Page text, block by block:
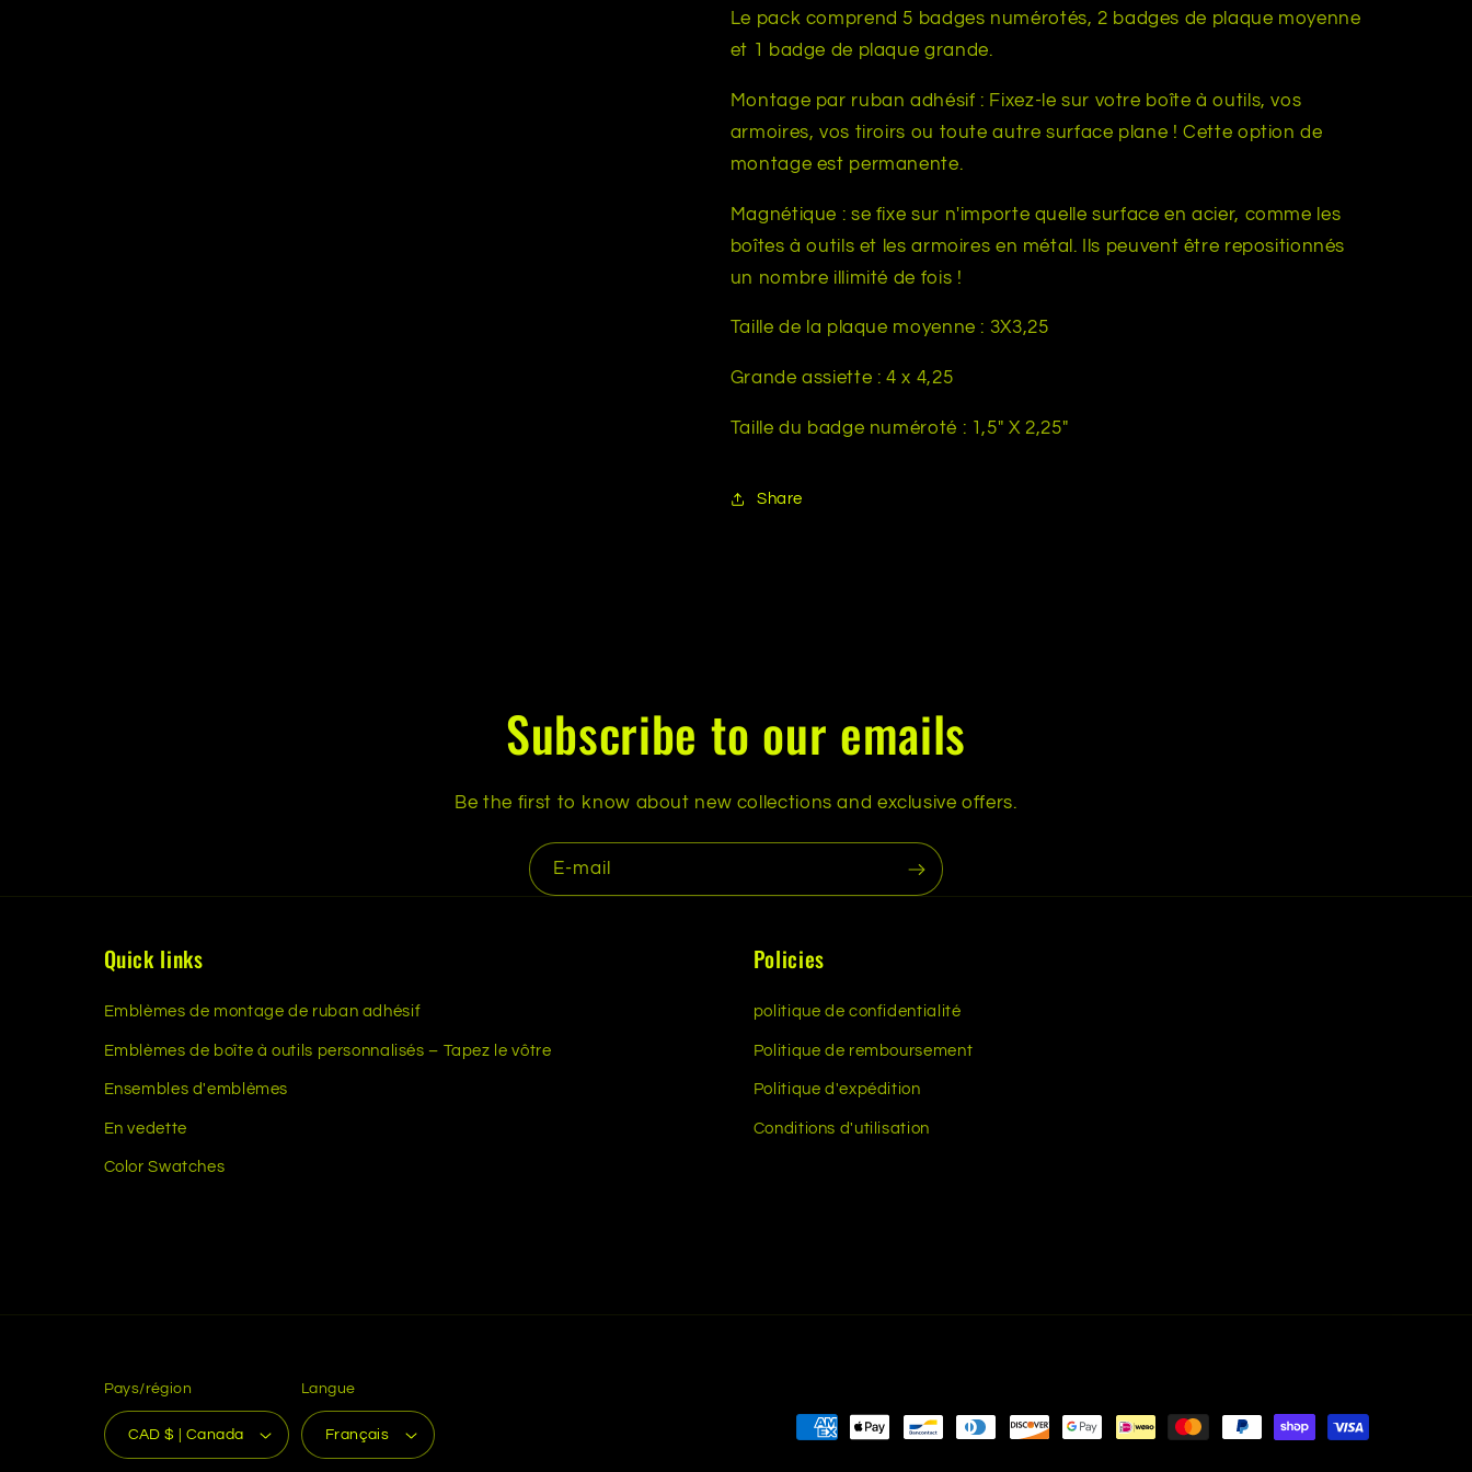
-
Double
couche
Plusieurs
choix
de
-
Double
couche
Plusieurs
choix
de
Le pack comprend 5 badges numérotés, 2 badges de plaque moyenne
et 1 badge de plaque grande.
Montage par ruban adhésif : Fixez-le sur votre boîte à outils, vos
armoires, vos tiroirs ou toute autre surface plane ! Cette option de
montage est permanente.
Magnétique : se fixe sur n'importe quelle surface en acier, comme les
boîtes à outils et les armoires en métal. Ils peuvent être repositionnés
un nombre illimité de fois !
Taille de la plaque moyenne : 3X3,25
Grande assiette : 4 x 4,25
Taille du badge numéroté : 1,5" X 2,25"
Share
Subscribe to our emails
Be the first to know about new collections and exclusive offers.
E-mail
Quick links
Emblèmes de montage de ruban adhésif
Emblèmes de boîte à outils personnalisés – Tapez le vôtre
Ensembles d'emblèmes
En vedette
Color Swatches
Policies
politique de confidentialité
Politique de remboursement
Politique d'expédition
Conditions d'utilisation
Pays/région
CAD $ | Canada
Langue
Français
Moyens